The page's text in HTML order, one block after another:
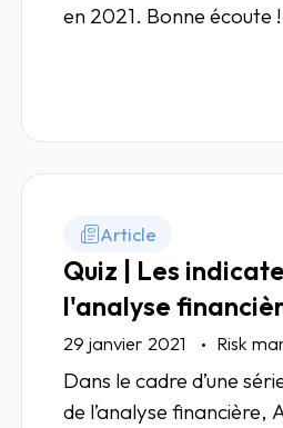
en 2021. Bonne écoute !
Article
Quiz | Les
l'analyse
29 janvier 2021 Risk
Dans le cadre d’une
de l’analyse financière,